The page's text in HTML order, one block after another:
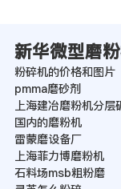
新华微型磨
粉碎机的价格和图片
pmma磨砂剂
上海建冶磨粉机分层
国内的磨粉机
雷蒙磨设备厂
上海菲力博磨粉机
石料场msb粗粉磨